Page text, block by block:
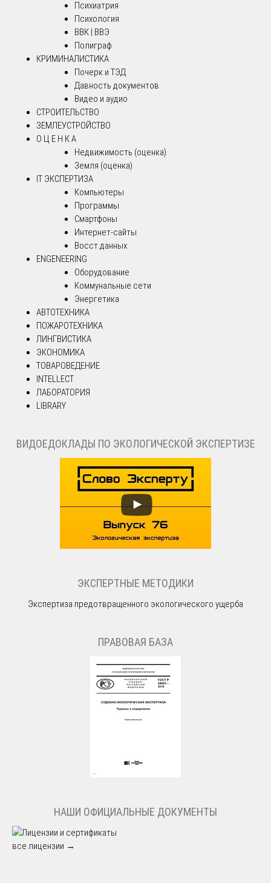
Психиатрия
Психология
ВВК | ВВЭ
Полиграф
КРИМИНАЛИСТИКА
Почерк и ТЭД
Давность документов
Видео и аудио
СТРОИТЕЛЬСТВО
ЗЕМЛЕУСТРОЙСТВО
О Ц Е Н К А
Недвижимость (оценка)
Земля (оценка)
IT ЭКСПЕРТИЗА
Компьютеры
Программы
Смартфоны
Интернет-сайты
Восст.данных
ENGENEERING
Оборудование
Коммунальные сети
Энергетика
АВТОТЕХНИКА
ПОЖАРОТЕХНИКА
ЛИНГВИСТИКА
ЭКОНОМИКА
ТОВАРОВЕДЕНИЕ
INTELLECT
ЛАБОРАТОРИЯ
LIBRARY
ВИДОЕДОКЛАДЫ ПО ЭКОЛОГИЧЕСКОЙ ЭКСПЕРТИЗЕ
ЭКСПЕРТНЫЕ МЕТОДИКИ
Экспертиза предотвращенного экологического ущерба
ПРАВОВАЯ БАЗА
НАШИ ОФИЦИАЛЬНЫЕ ДОКУМЕНТЫ
все лицензии →